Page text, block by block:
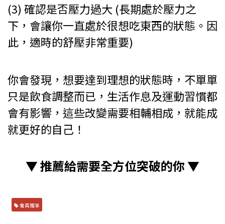
(3) 確認是否壓力過大 (長期處於壓力之
下，會讓你一直處於很想吃東西的狀態。因
此，適時的舒壓非常重要)
你會發現，想要達到理想的狀態時，不單單
只是飲食調整而已，生活作息及運動習慣都
會有影響，這些改變需要相輔相成，就能成
就更好的自己！
▼ 推薦給需要全方位突破的你 ▼
會員獨享